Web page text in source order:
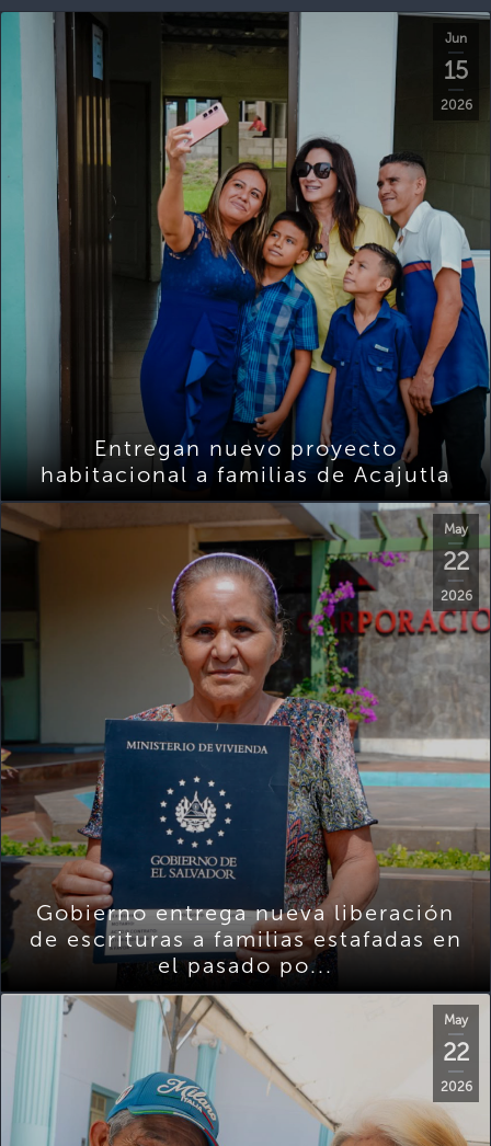
Jun
15
2026
Entregan nuevo proyecto
habitacional a familias de Acajutla
May
22
2026
Gobierno entrega nueva liberación
de escrituras a familias estafadas en
el pasado po...
May
22
2026